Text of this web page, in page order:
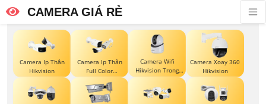
CAMERA GIÁ RẺ
Camera Ip Thân
Hikvision
Camera Ip Thân
Full Color
Hikvision
Camera Wifi
Hikvision Trong
Nhà
Camera Xoay 360
Hikvision